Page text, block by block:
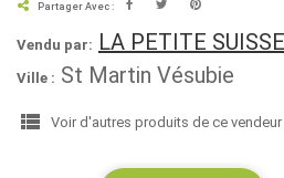
Partager Avec :
Vendu par: LA PETITE SUISSE
Ville : St Martin Vésubie
view_list
Voir d'autres produits de ce vendeur